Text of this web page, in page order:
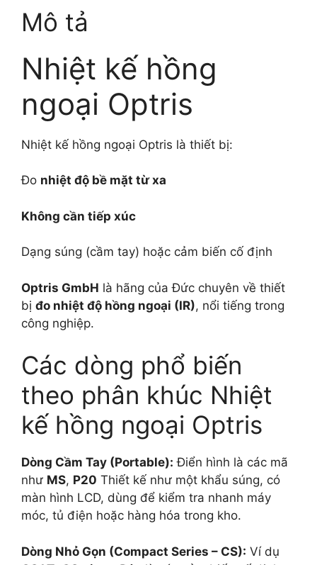
Mô tả
Nhiệt kế hồng
ngoại Optris
Nhiệt kế hồng ngoại Optris là thiết bị:
Đo nhiệt độ bề mặt từ xa
Không cần tiếp xúc
Dạng súng (cầm tay) hoặc cảm biến cố định
Optris GmbH là hãng của Đức chuyên về thiết
bị đo nhiệt độ hồng ngoại (IR), nổi tiếng trong
công nghiệp.
Các dòng phổ biến
theo phân khúc Nhiệt
kế hồng ngoại Optris
Dòng Cầm Tay (Portable): Điển hình là các mã
như MS, P20 Thiết kế như một khẩu súng, có
màn hình LCD, dùng để kiểm tra nhanh máy
móc, tủ điện hoặc hàng hóa trong kho.
Dòng Nhỏ Gọn (Compact Series – CS): Ví dụ